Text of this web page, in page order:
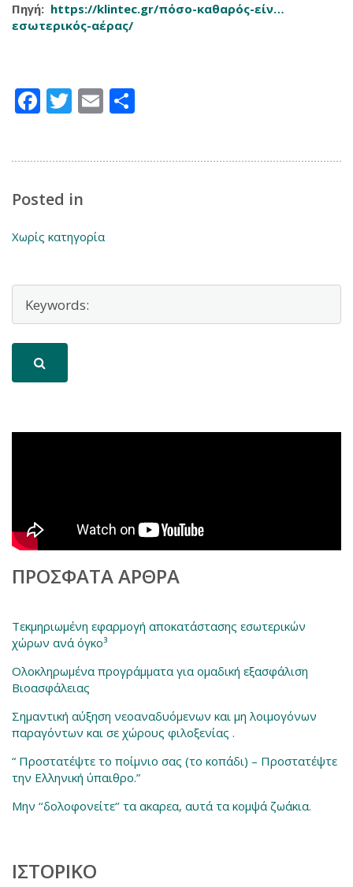
Πηγή: https://klintec.gr/πόσο-καθαρός-είν…
εσωτερικός-αέρας/
Facebook
Twitter
Email
Posted in
Χωρίς κατηγορία
ΠΡΌΣΦΑΤΑ ΆΡΘΡΑ
Τεκμηριωμένη εφαρμογή αποκατάστασης εσωτερικών
χώρων ανά όγκο³
Ολοκληρωμένα προγράμματα για ομαδική εξασφάλιση
Βιοασφάλειας
Σημαντική αύξηση νεοαναδυόμενων και μη λοιμογόνων
παραγόντων και σε χώρους φιλοξενίας .
“ Προστατέψτε το ποίμνιο σας (το κοπάδι) – Προστατέψτε
την Ελληνική ύπαιθρο.”
Μην ‘‘δολοφονείτε‘’ τα ακαρεα, αυτά τα κομψά ζωάκια.
ΙΣΤΟΡΙΚΌ